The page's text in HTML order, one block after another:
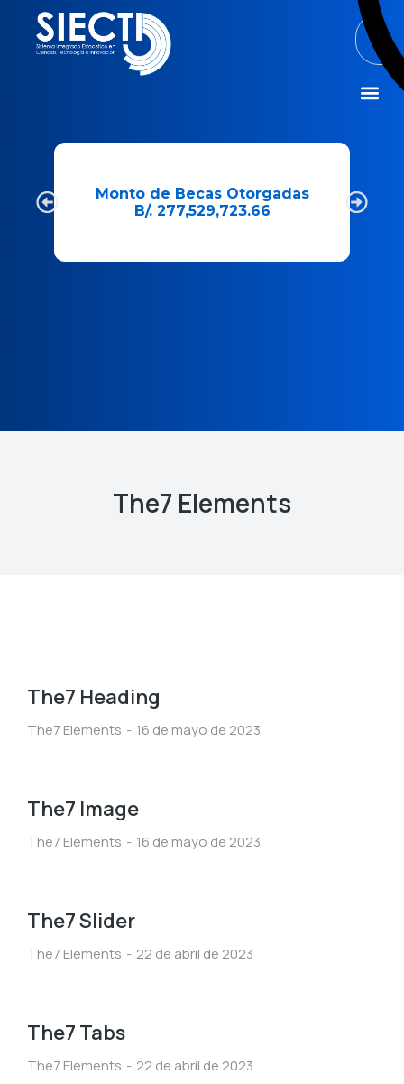
Monto de Becas Otorgadas
B/. 277,529,723.66
The7 Elements
The7 Heading
The7 Elements 16 de mayo de 2023
The7 Image
The7 Elements 16 de mayo de 2023
The7 Slider
The7 Elements 22 de abril de 2023
The7 Tabs
The7 Elements 22 de abril de 2023